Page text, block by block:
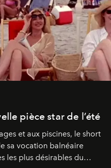
pièce star de l’été
et aux piscines, le short
sa vocation balnéaire
les plus désirables du